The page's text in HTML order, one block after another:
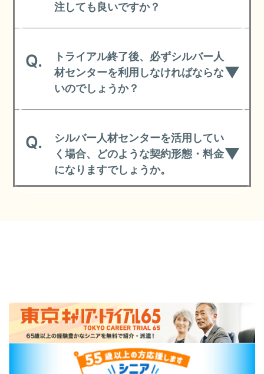
注しても良いですか？
Q.
トライアル終了後、必ずシルバー人
材センターを利用しなければならな
いのでしょうか？
Q.
シルバー人材センターを活用してい
く場合、どのような契約形態・料金
になりますでしょうか。